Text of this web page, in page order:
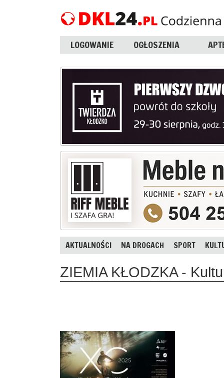
LOGOWANIE OGŁOSZENIA
AKTUALNOŚCI NA DROGACH SPORT
ZIEMIA KŁODZKA -